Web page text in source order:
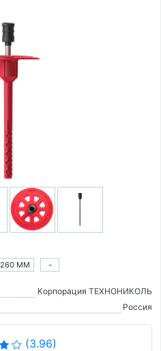
260 ММ -
Корпорация ТЕХНОНИКОЛЬ
Россия
(3.96)